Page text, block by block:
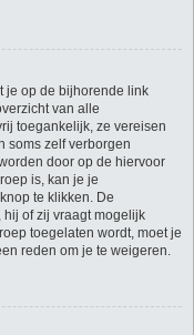
je op de bijhorende link
van alle
toegankelijk, ze vereisen
soms zelf verborgen
door op de hiervoor
is, kan je je
te klikken. De
of zij vraagt mogelijk
toegelaten wordt, moet je
reden om je te weigeren.